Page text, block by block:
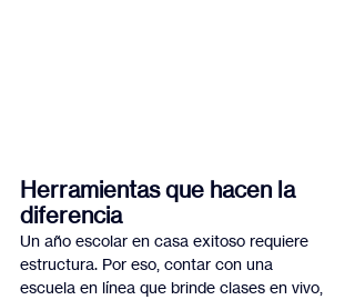
Herramientas que hacen la
diferencia
Un año escolar en casa exitoso requiere
estructura. Por eso, contar con una
escuela en línea que brinde clases en vivo,